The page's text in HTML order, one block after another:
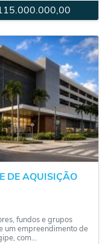
DE AQUISIÇÃO
fundos e grupos
um empreendimento de
com...